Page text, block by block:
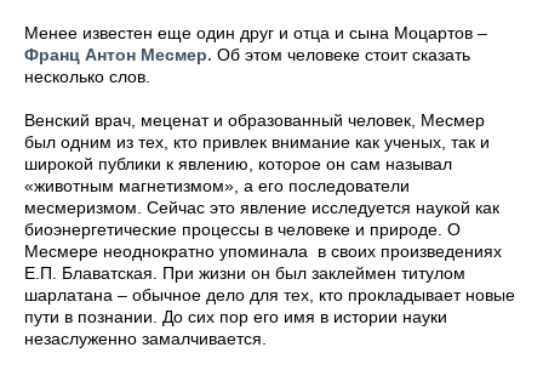
Менее известен еще один друг и отца и сына Моцартов –
Франц Антон Месмер. Об этом человеке стоит сказать
несколько слов.
Венский врач, меценат и образованный человек, Месмер
был одним из тех, кто привлек внимание как ученых, так и
широкой публики к явлению, которое он сам называл
«животным магнетизмом», а его последователи
месмеризмом. Сейчас это явление исследуется наукой как
биоэнергетические процессы в человеке и природе. О
Месмере неоднократно упоминала в своих произведениях
Е.П. Блаватская. При жизни он был заклеймен титулом
шарлатана – обычное дело для тех, кто прокладывает новые
пути в познании. До сих пор его имя в истории науки
незаслуженно замалчивается.